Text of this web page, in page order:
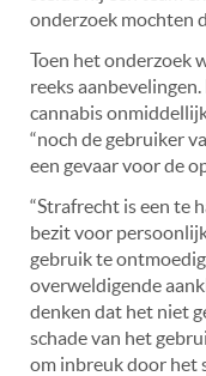
onderzoek mochten
Toen het onderzoek
reeks
cannabis
“noch de gebruiker
een gevaar voor de
“Strafrecht is een te
bezit voor
gebruik te
overweldigende
denken dat het niet
schade van het
om inbreuk door het